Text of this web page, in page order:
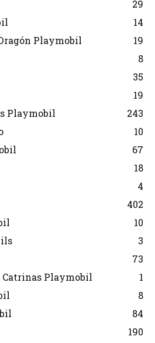
29
14
Playmobil
19
8
35
19
Playmobil
243
10
67
18
4
402
10
3
73
Catrinas Playmobil
1
8
84
190